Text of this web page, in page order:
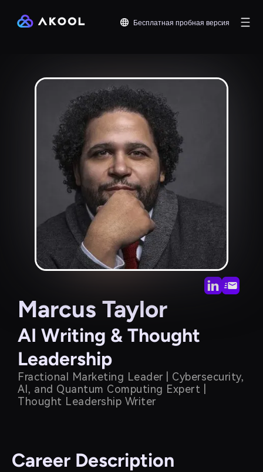
Бесплатная пробная версия
Marcus Taylor
AI Writing & Thought
Leadership
Fractional Marketing Leader | Cybersecurity,
Al, and Quantum Computing Expert |
Thought Leadership Writer
Career Description